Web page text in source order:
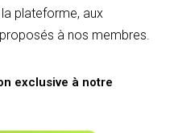
plateforme, aux
à nos membres.
exclusive à notre